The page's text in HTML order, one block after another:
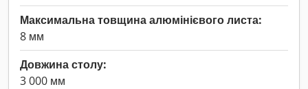
Максимальна товщина алюмінієвого листа:
8 мм
Довжина столу:
3 000 мм